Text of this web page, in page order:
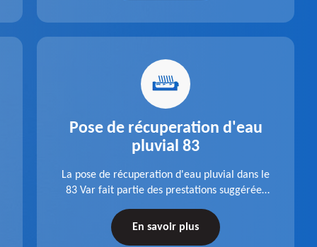
Pose de récuperation d'eau
pluvial 83
La pose de récuperation d'eau pluvial dans le
83 Var fait partie des prestations suggérées
récupérateur d'eau entièrement fonctionnel
En savoir plus